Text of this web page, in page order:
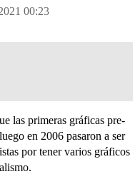
00:23
las primeras gráficas pre-
en 2006 pasaron a ser
por tener varios gráficos